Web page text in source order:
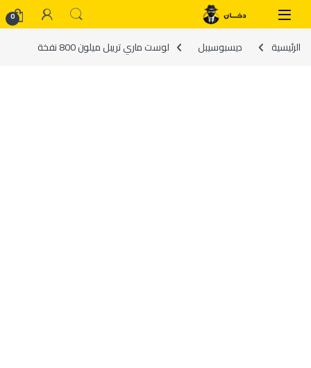
Skip to navigation
Skip to content
0
الرئيسية ديسبوسيبل لوست ماري تريبل ميلون 800 نفخة